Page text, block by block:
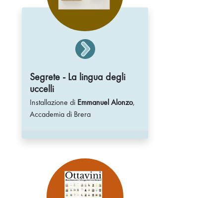
Segrete - La lingua degli
uccelli
Installazione di Emmanuel Alonzo,
Accademia di Brera